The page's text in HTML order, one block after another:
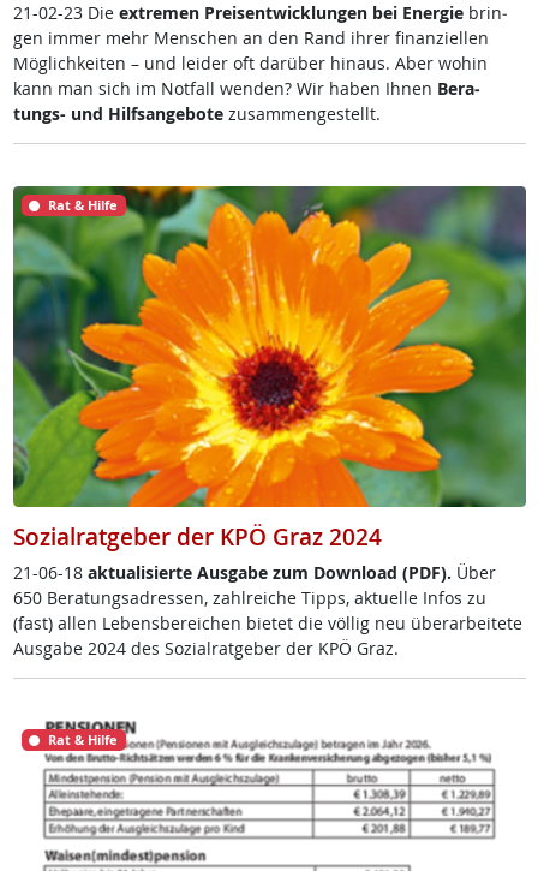
21-02-23 Die ex­t­re­men Preis­ent­wick­lun­gen bei En­er­giebrin­
gen im­mer mehr Men­schen an den Rand ih­rer fi­nan­zi­el­len
Mög­lich­kei­ten – und lei­der oft dar­über hin­aus. Aber wo­hin
kann man sich im Not­fall wen­den? Wir ha­ben Ih­nen Be­ra­
tungs- und Hilf­s­an­ge­bo­te zu­sam­men­ge­s­tellt.
Rat & Hilfe
Sozialratgeber der KPÖ Graz 2024
21-06-18 ak­tua­li­sier­te Aus­ga­be zum Down­load (PDF). Über
650 Be­ra­tungsadres­sen, zahl­rei­che Tipps, ak­tu­el­le In­fos zu
(fast) al­len Le­bens­be­rei­chen bie­tet die völ­lig neu über­ar­bei­te­te
Aus­ga­be 2024 des So­zial­rat­ge­ber der KPÖ Graz.
Rat & Hilfe